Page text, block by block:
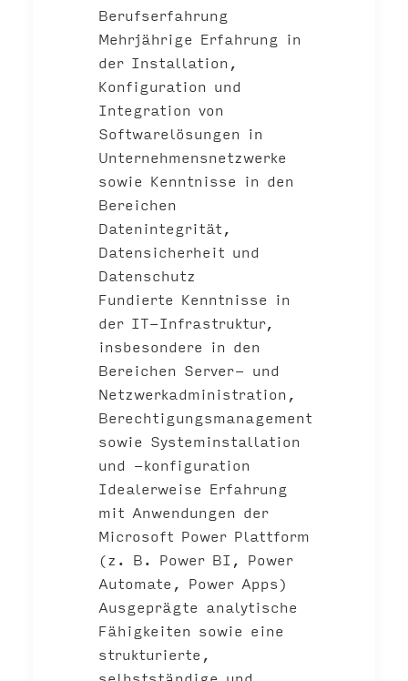
Berufserfahrung
Mehrjährige Erfahrung in
der Installation,
Konfiguration und
Integration von
Softwarelösungen in
Unternehmensnetzwerke
sowie Kenntnisse in den
Bereichen
Datenintegrität,
Datensicherheit und
Datenschutz
Fundierte Kenntnisse in
der IT-Infrastruktur,
insbesondere in den
Bereichen Server- und
Netzwerkadministration,
Berechtigungsmanagement
sowie Systeminstallation
und -konfiguration
Idealerweise Erfahrung
mit Anwendungen der
Microsoft Power Plattform
(z. B. Power BI, Power
Automate, Power Apps)
Ausgeprägte analytische
Fähigkeiten sowie eine
strukturierte,